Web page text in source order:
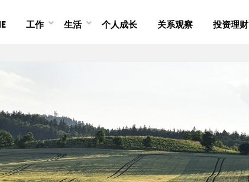
工作 生活 个人成长 关系观察 投资理财